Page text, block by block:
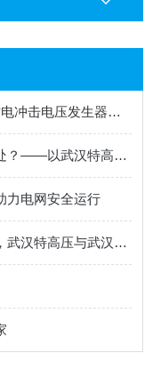
别再盲目比价了！真正靠谱的2家雷电冲击电压发生器试验装置生产厂家在这！
直流电阻测试仪的专业性体现在何处？——以武汉特高压为例
力电网安全运行
雷电电压发生器试验装置选型解析，武汉特高压与武汉承试技术与工况对比